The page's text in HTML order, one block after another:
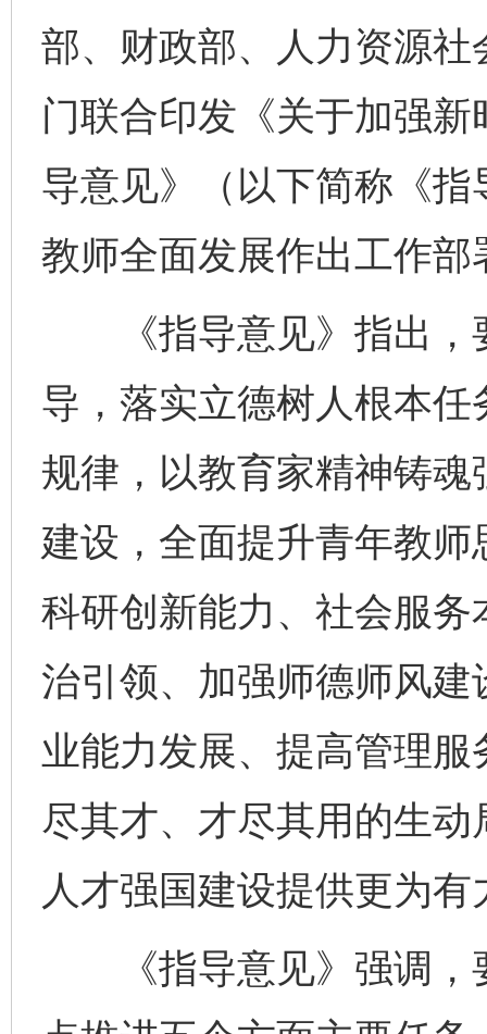
部、财政部、人力资源
门联合印发《关于加强
导意见》（以下简称《
教师全面发展作出工作部
《指导意见》指出，
导，落实立德树人根本
规律，以教育家精神铸
建设，全面提升青年教
科研创新能力、社会服
治引领、加强师德师风
业能力发展、提高管理
尽其才、才尽其用的生
人才强国建设提供更为
《指导意见》强调，